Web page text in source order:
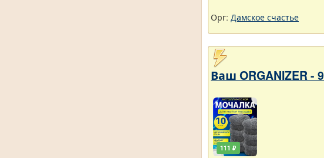
Орг: Дамское счастье
Ваш ORGANIZER -
111 ₽